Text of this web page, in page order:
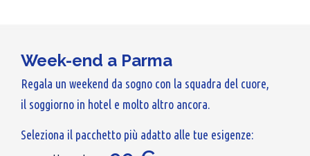
Week-end a Parma
Regala un weekend da sogno con la squadra del cuore,
il soggiorno in hotel e molto altro ancora.
Seleziona il pacchetto più adatto alle tue esigenze: